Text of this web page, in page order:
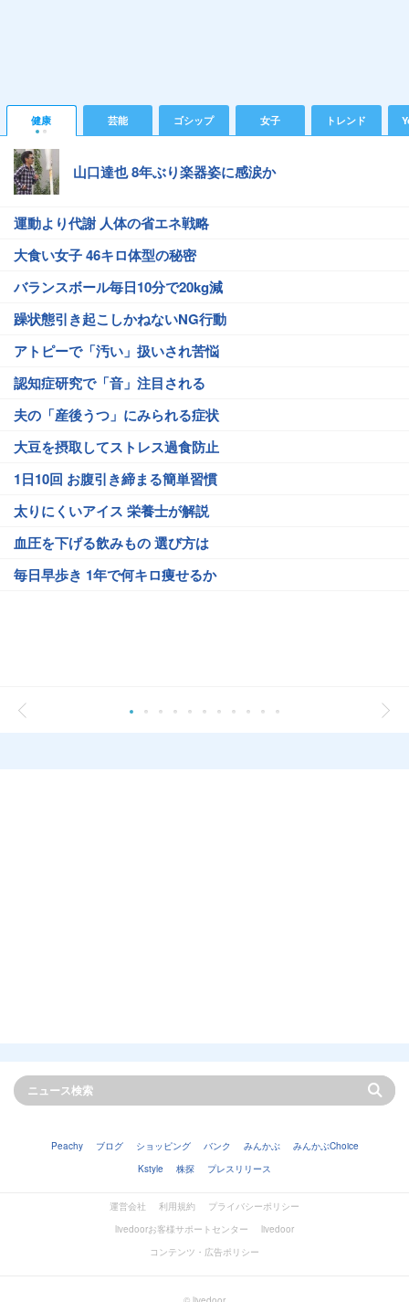
健康 芸能 ゴシップ 女子 トレンド
山口達也 8年ぶり楽器姿に感涙か
運動より代謝 人体の省エネ戦略
大食い女子 46キロ体型の秘密
バランスボール毎日10分で20kg減
躁状態引き起こしかねないNG行動
アトピーで「汚い」扱いされ苦悩
認知症研究で「音」注目される
夫の「産後うつ」にみられる症状
大豆を摂取してストレス過食防止
1日10回 お腹引き締まる簡単習慣
太りにくいアイス 栄養士が解説
血圧を下げる飲みもの 選び方は
毎日早歩き 1年で何キロ痩せるか
Peachy ブログ ショッピング バンク みんかぶ
みんかぶChoice
Kstyle
株探 プレスリリース
運営会社 利用規約
プライバシーポリシー
livedoorお客様サポートセンター
livedoor
コンテンツ・広告ポリシー